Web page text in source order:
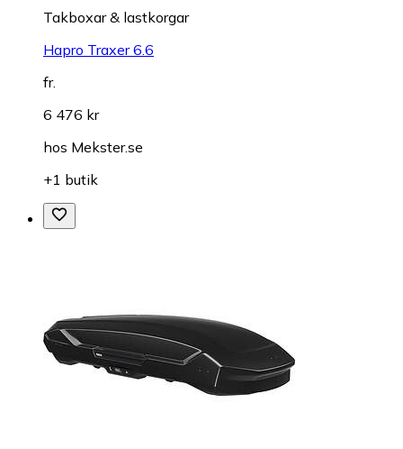
Takboxar & lastkorgar
Hapro Traxer 6.6
fr.
6 476 kr
hos Mekster.se
+1 butik